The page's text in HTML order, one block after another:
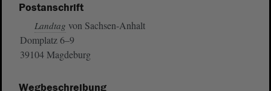
Postanschrift
Landtag von Sachsen-Anhalt
Domplatz 6–9
39104 Magdeburg
Wegbeschreibung